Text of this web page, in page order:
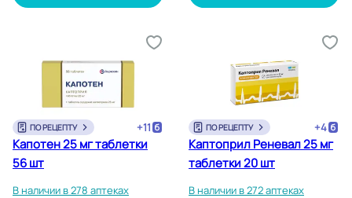
ПО РЕЦЕПТУ +11
Капотен 25 мг таблетки
56 шт
В наличии в 278 аптеках
ПО РЕЦЕПТУ +4
Каптоприл Реневал 25 мг
таблетки 20 шт
В наличии в 272 аптеках